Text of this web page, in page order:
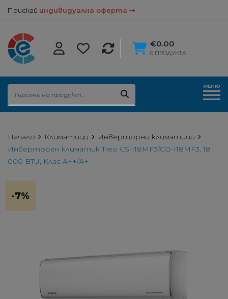
Поискай индивидуална оферта
€0.00
0 ПРОДУКТА
МЕНЮ
Начало Климатици
Инверторни климатици
Инверторен климатик Treo CS-I18MF3/CO-I18MF3, 18
000 BTU, Клас А++/А+
-7%